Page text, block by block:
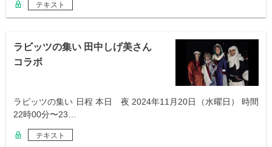
テキスト
ラビッツの集い 田中しげ美さん
コラボ
ラビッツの集い 日程 本日 夜 2024年11月20日（水曜日） 時間
22時00分〜23…
テキスト